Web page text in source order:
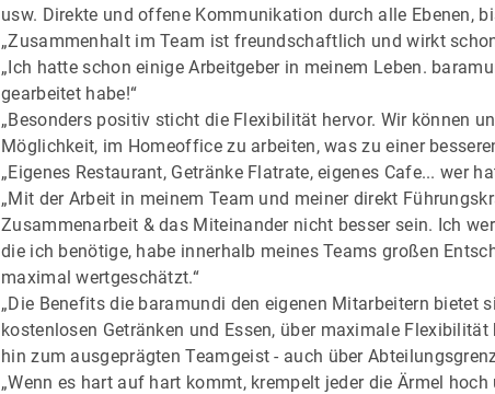
usw. Direkte und offene Kommunikation durch alle Ebenen,
„Zusammenhalt im Team ist freundschaftlich und wirkt
„Ich hatte schon einige Arbeitgeber in meinem Leben.
gearbeitet habe!“
„Besonders positiv sticht die Flexibilität hervor. Wir können
Möglichkeit, im Homeoffice zu arbeiten, was zu einer
„Eigenes Restaurant, Getränke Flatrate, eigenes Cafe... wer
„Mit der Arbeit in meinem Team und meiner direkt
Zusammenarbeit & das Miteinander nicht besser sein. Ich
die ich benötige, habe innerhalb meines Teams großen
maximal wertgeschätzt.“
„Die Benefits die baramundi den eigenen Mitarbeitern bietet
kostenlosen Getränken und Essen, über maximale
hin zum ausgeprägten Teamgeist - auch über
„Wenn es hart auf hart kommt, krempelt jeder die Ärmel